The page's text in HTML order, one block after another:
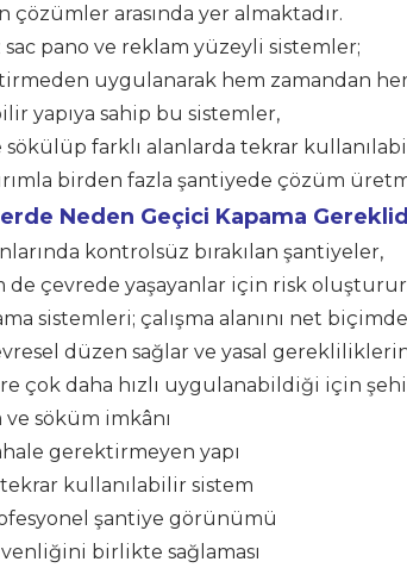
arasında yer almaktadır.
sac pano ve reklam yüzeyli sistemler;
uygulanarak hem zamandan
yapıya sahip bu sistemler,
sökülüp farklı alanlarda tekrar
birden fazla şantiyede çözüm
Neden Geçici Kapama
kontrolsüz bırakılan şantiyeler,
de çevrede yaşayanlar için risk
sistemleri; çalışma alanını net biçimde
düzen sağlar ve yasal gerekliliklerin
çok daha hızlı uygulanabildiği için
söküm imkânı
gerektirmeyen yapı
kullanılabilir sistem
şantiye görünümü
birlikte sağlaması